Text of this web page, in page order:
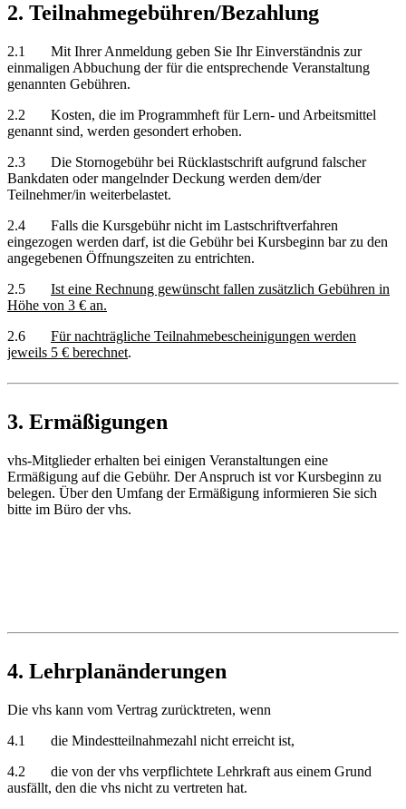
2. Teilnahmegebühren/Bezahlung
2.1 Mit Ihrer Anmeldung geben Sie Ihr Einverständnis zur
einmaligen Abbuchung der für die entsprechende Veranstaltung
genannten Gebühren.
2.2 Kosten, die im Programmheft für Lern- und Arbeitsmittel
genannt sind, werden gesondert erhoben.
2.3 Die Stornogebühr bei Rücklastschrift aufgrund falscher
Bankdaten oder mangelnder Deckung werden dem/der
Teilnehmer/in weiterbelastet.
2.4 Falls die Kursgebühr nicht im Lastschriftverfahren
eingezogen werden darf, ist die Gebühr bei Kursbeginn bar zu den
angegebenen Öffnungszeiten zu entrichten.
2.5 Ist eine Rechnung gewünscht fallen zusätzlich Gebühren in
Höhe von 3 € an.
2.6 Für nachträgliche Teilnahmebescheinigungen werden
jeweils 5 € berechnet.
3. Ermäßigungen
vhs-Mitglieder erhalten bei einigen Veranstaltungen eine
Ermäßigung auf die Gebühr. Der Anspruch ist vor Kursbeginn zu
belegen. Über den Umfang der Ermäßigung informieren Sie sich
bitte im Büro der vhs.
4. Lehrplanänderungen
Die vhs kann vom Vertrag zurücktreten, wenn
4.1 die Mindestteilnahmezahl nicht erreicht ist,
4.2 die von der vhs verpflichtete Lehrkraft aus einem Grund
ausfällt, den die vhs nicht zu vertreten hat.